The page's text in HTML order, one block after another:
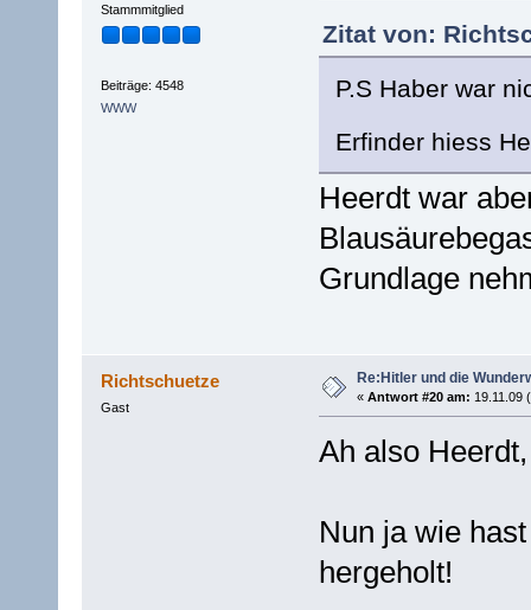
Stammmitglied
Beiträge: 4548
WWW
Zitat von:
P.S Haber war
Erfinder hiess
Heerdt war
Grundlage
Richtschuetze
Gast
Re:Hitler und die
« Antwort #20 am: 19.11.09
Ah also
Nun ja wie
hergeholt!